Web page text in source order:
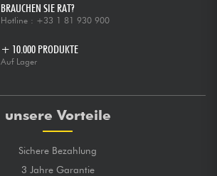
BRAUCHEN SIE RAT?
Hotline : +33 1 81 930 900
+ 10.000 PRODUKTE
Auf Lager
unsere Vorteile
Sichere Bezahlung
3 Jahre Garantie